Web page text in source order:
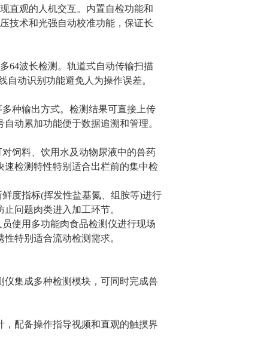
直观的人机交互。内置自检功能和
技术和光强自动校准功能，保证长
64波长检测。轨道式自动传输扫描
动识别功能避免人为操作误差。
种输出方式。检测结果可直接上传
动累加功能便于数据追溯和管理。
饲料、饮用水及动物尿液中的兽药
检测特性特别适合出栏前的集中检
度指标(挥发性盐基氮、组胺等)进行
问题肉类进入加工环节。
使用多功能肉食品检测仪进行现场
特别适合流动检测需求。
集成多种检测模块，可同时完成兽
配备操作指导视频和直观的触摸界